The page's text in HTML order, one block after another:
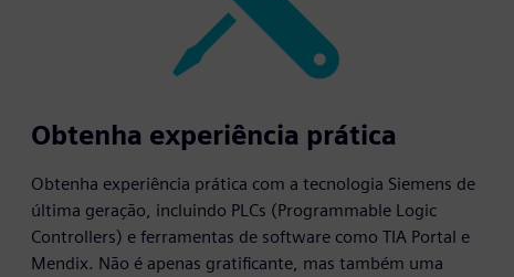
Obtenha experiência prática
Obtenha experiência prática com a tecnologia Siemens de
última geração, incluindo PLCs (Programmable Logic
Controllers) e ferramentas de software como TIA Portal e
Mendix. Não é apenas gratificante, mas também uma